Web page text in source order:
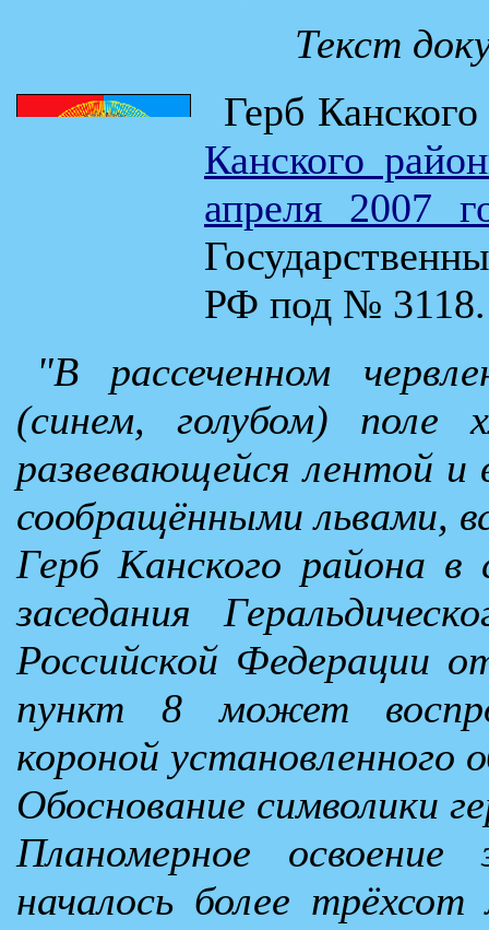
Текст
Герб
Канского
апреля 2007
РФ под № 3118.
"В рассеченном
(синем, голубом) поле
развевающейся лентой и
сообращёнными львами,
Герб Канского района
заседания
Российской Федерации
пункт 8 может
короной установленного
Обоснование символики
Планомерное
началось более